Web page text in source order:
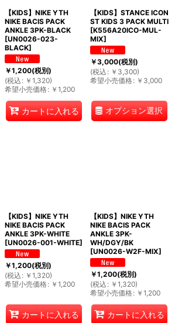
【KIDS】NIKE YTH
NIKE BACIS PACK
ANKLE 3PK-BLACK
[UN0026-023-
BLACK]
￥1,200(税別)
(税込 : ￥ 1,320)
希望小売価格: ￥ 1,200
カートに入れる
【KIDS】STANCE ICON
ST KIDS 3 PACK MULTI
[K556A20ICO-MUL-
MIX]
￥3,000(税別)
(税込 : ￥ 3,300)
希望小売価格: ￥ 3,000
オプション選択
【KIDS】NIKE YTH
NIKE BACIS PACK
ANKLE 3PK-WHITE
[UN0026-001-WHITE]
￥1,200(税別)
(税込 : ￥ 1,320)
希望小売価格: ￥ 1,200
カートに入れる
【KIDS】NIKE YTH
NIKE BACIS PACK
ANKLE 3PK-
WH/DGY/BK
[UN0026-W2F-MIX]
￥1,200(税別)
(税込 : ￥ 1,320)
希望小売価格: ￥ 1,200
カートに入れる